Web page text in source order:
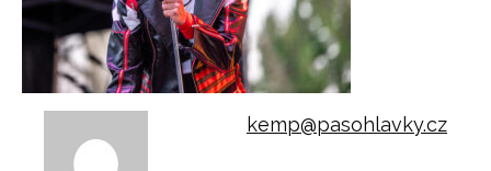
kemp@pasohlavky.cz